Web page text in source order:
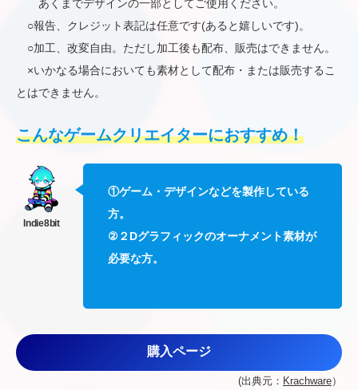
あくまでデザインの一部としてご使用ください。
○報告、クレジット表記は任意です(あると嬉しいです)。
○加工、改変自由。ただし加工後も配布、販売はできません。
×いかなる場合においても素材として配布・または販売するこ
とはできません。
こんなゲームクリエイターにおすすめ！
①ゲーム・デザインなどを製作している
方。
②２Dグラフィックのオーナメント素材が
必要な方。
購入ページ
(出典元： Krachware）